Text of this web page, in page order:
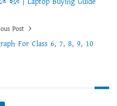
Post
For Class 6, 7, 8, 9, 10